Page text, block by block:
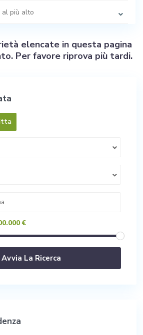
al più alto
elencate in questa pagina
Per favore riprova più tardi.
€